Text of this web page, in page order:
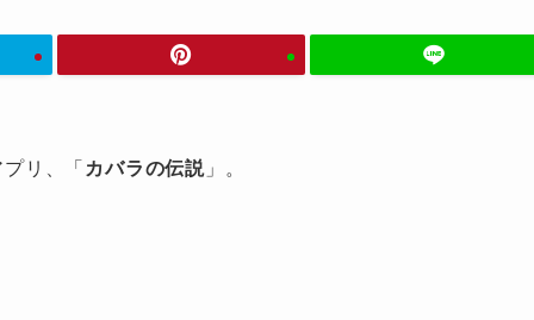
リ、「カバラの伝説 」。